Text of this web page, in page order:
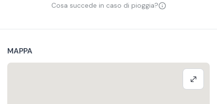
Cosa succede in caso di pioggia?
MAPPA